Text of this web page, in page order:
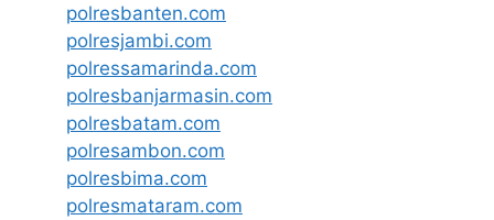
polresbanten.com
polresjambi.com
polressamarinda.com
polresbanjarmasin.com
polresbatam.com
polresambon.com
polresbima.com
polresmataram.com